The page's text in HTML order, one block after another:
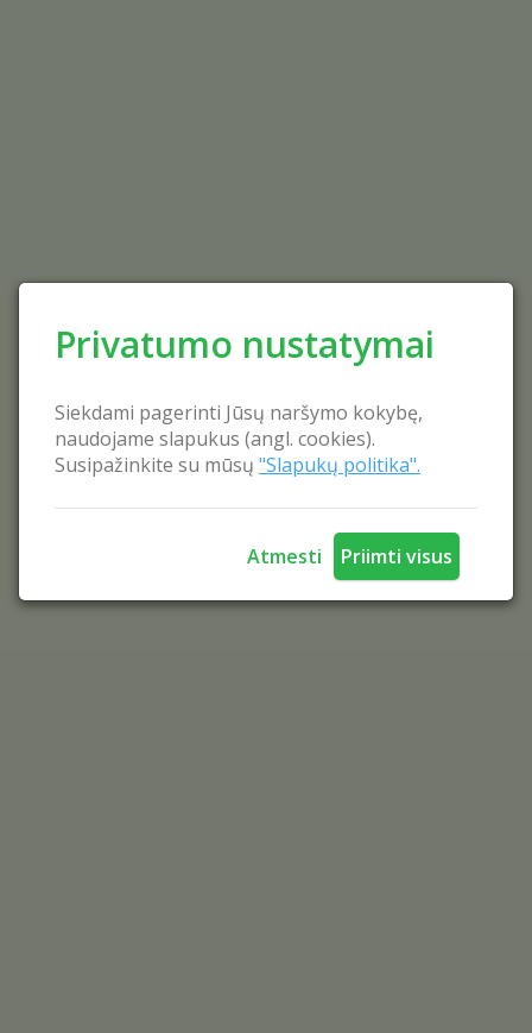
Privatumo nustatymai
Siekdami pagerinti Jūsų naršymo kokybę,
naudojame slapukus (angl. cookies).
Susipažinkite su mūsų "Slapukų politika".
Atmesti Priimti visus